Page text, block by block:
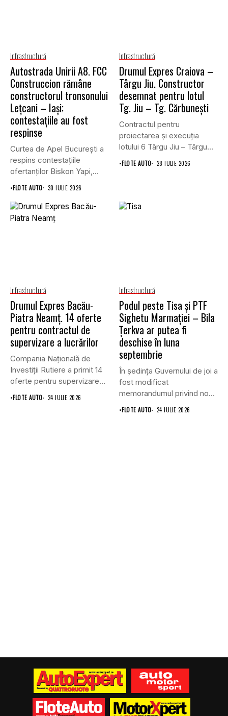
Infrastructură
Autostrada Unirii A8. FCC
Construccion rămâne
constructorul tronsonului
Lețcani – Iași;
contestațiile au fost
respinse
Curtea de Apel București a
respins contestațiile
ofertanților Biskon Yapi,
Straco și...
•FLOTE AUTO 30 IULIE 2026
Infrastructură
Drumul Expres Craiova –
Târgu Jiu. Constructor
desemnat pentru lotul
Tg. Jiu – Tg. Cărbunești
Contractul pentru
proiectarea și execuția
lotului 6 Târgu Jiu – Târgu
Cărbunești,...
•FLOTE AUTO 28 IULIE 2026
Infrastructură
Drumul Expres Bacău-
Piatra Neamț. 14 oferte
pentru contractul de
supervizare a lucrărilor
Compania Națională de
Investiții Rutiere a primit 14
oferte pentru supervizarea
lucrărilor...
•FLOTE AUTO 24 IULIE 2026
Infrastructură
Podul peste Tisa și PTF
Sighetu Marmației – Bila
Țerkva ar putea fi
deschise în luna
septembrie
În ședința Guvernului de joi a
fost modificat
memorandumul privind noul
punct...
•FLOTE AUTO 24 IULIE 2026